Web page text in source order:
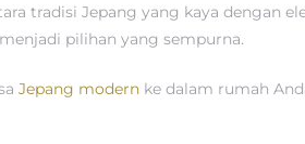
tradisi Jepang yang kaya dengan
pilihan yang sempurna.
Jepang modern ke dalam rumah